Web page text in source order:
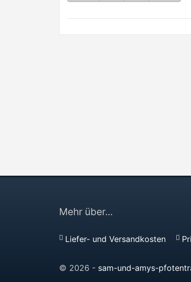
Mehr über...
Liefer- und Versandkosten
© 2026 - sam-und-amys-